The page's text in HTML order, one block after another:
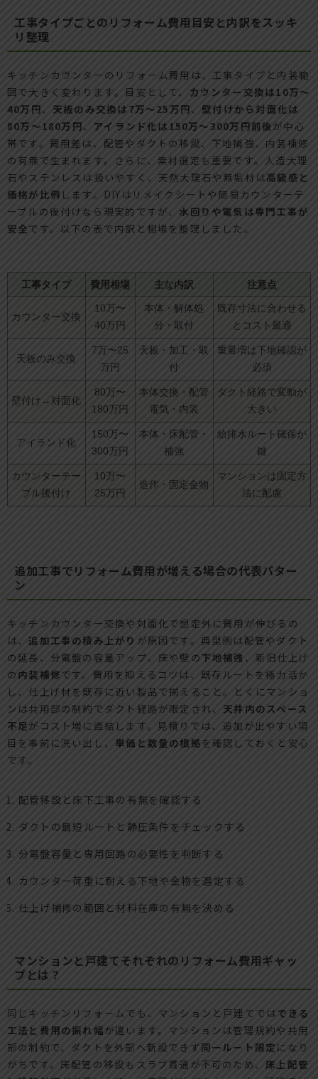
工事タイプごとのリフォーム費用目安と内訳をスッキ
リ整理
キッチンカウンターのリフォーム費用は、工事タイプと内装範
囲で大きく変わります。目安として、 カウンター交換は10万〜
40万円、 天板のみ交換は7万〜25万円、壁付けから対面化は
80万〜180万円、 アイランド化は150万〜300万円前後が中心
帯です。費用差は、配管やダクトの移設、下地補強、内装補修
の有無で生まれます。さらに、素材選定も重要です。人造大理
石やステンレスは扱いやすく、天然大理石や無垢材は高級感と
価格が比例 します。DIYはリメイクシートや簡易カウンターテ
ーブルの後付けなら現実的ですが、 水回りや電気は専門工事が
安全です。以下の表で内訳と相場を整理しました。
工事タイプ 費用相場 主な内訳 注意点
カウンター交換
10万〜
40万円
本体・解体処
分・取付
既存寸法に合わせる
とコスト最適
天板のみ交換
7万〜25
万円
天板・加工・取
付
重量増は下地確認が
必須
壁付け→対面化
80万〜
180万円
本体交換・配管
電気・内装
ダクト経路で変動が
大きい
アイランド化
150万〜
300万円
本体・床配管・
補強
給排水ルート確保が
鍵
カウンターテー
ブル後付け
10万〜
25万円
造作・固定金物
マンションは固定方
法に配慮
追加工事でリフォーム費用が増える場合の代表パター
ン
キッチンカウンター交換や対面化で想定外に費用が伸びるの
は、追加工事の積み上がり が原因です。典型例は配管やダクト
の延長、分電盤の容量アップ、床や壁の下地補強 、新旧仕上げ
の 内装補修です。費用を抑えるコツは、既存ルートを極力活か
し、仕上げ材を既存に近い製品で揃えること。とくにマンショ
ンは共用部の制約でダクト経路が限定され、 天井内のスペース
不足がコスト増に直結します。見積りでは、追加が出やすい項
目を事前に洗い出し、 単価と数量の根拠を確認しておくと安心
です。
配管移設と床下工事の有無を確認する
ダクトの最短ルートと静圧条件をチェックする
分電盤容量と専用回路の必要性を判断する
カウンター荷重に耐える下地や金物を選定する
仕上げ補修の範囲と材料在庫の有無を決める
マンションと戸建てそれぞれのリフォーム費用ギャッ
プとは？
同じキッチンリフォームでも、マンションと戸建てではできる
工法と費用の振れ幅が違います。マンションは管理規約や共用
部の制約で、ダクトを外部へ新設できず同一ルート限定 になり
がちです。床配管の移設もスラブ貫通が不可のため、 床上配管